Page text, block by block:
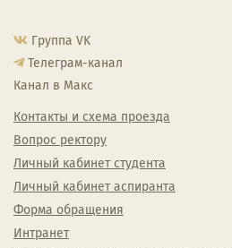
Группа VK
Телеграм-канал
Канал в Макс
Контакты и схема проезда
Вопрос ректору
Личный кабинет студента
Личный кабинет аспиранта
Форма обращения
Интранет